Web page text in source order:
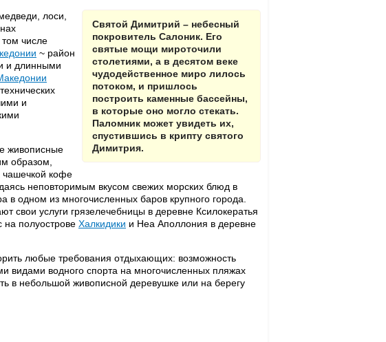
Святой Димитрий – небесный
покровитель Салоник. Его
святые мощи мироточили
столетиями, а в десятом веке
чудодейственное миро лилось
потоком, и пришлось
построить каменные бассейны,
в которые оно могло сте­кать.
Паломник может увидеть их,
спустившись в крип­ту святого
Димитрия.
лоси,
числе
~ район
и длинными
и
живописные
образом,
чашечкой кофе
неповторимым вкусом свежих морских блюд в
в одном из многочисленных баров крупного города.
свои услуги грязелечебницы в деревне Ксилокератья
на полуострове Халкидики и Неа Аполлония в деревне
любые требования отдыхающих: возможность
видами водного спорта на многочисленных пляжах
в небольшой живописной деревушке или на берегу